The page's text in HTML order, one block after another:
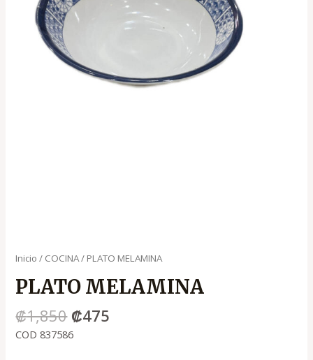
Inicio / COCINA/ PLATO MELAMINA
PLATO MELAMINA
₡1,850 ₡475
COD 837586